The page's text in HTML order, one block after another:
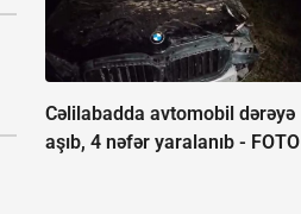
Cəlilabadda avtomobil dərəyə
aşıb, 4 nəfər yaralanıb - FOTO